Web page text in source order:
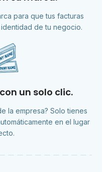
para que tus facturas
de tu negocio.
un solo clic.
la empresa? Solo tienes
en el lugar